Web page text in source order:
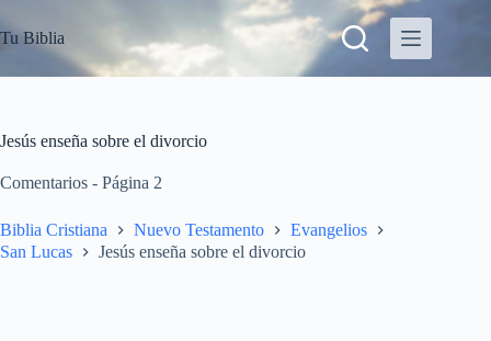
a
t
a
c
t
e
Tu Biblia
Jesús enseña sobre el divorcio
Comentarios - Página 2
Biblia Cristiana Nuevo Testamento
Evangelios
San Lucas
Jesús enseña sobre el divorcio